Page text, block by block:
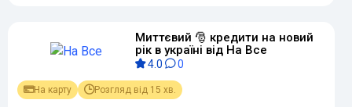
Миттєвий 🎅 кредити на новий
рік в україні від На Все
4.0 0
На карту Розгляд від 15 хв.